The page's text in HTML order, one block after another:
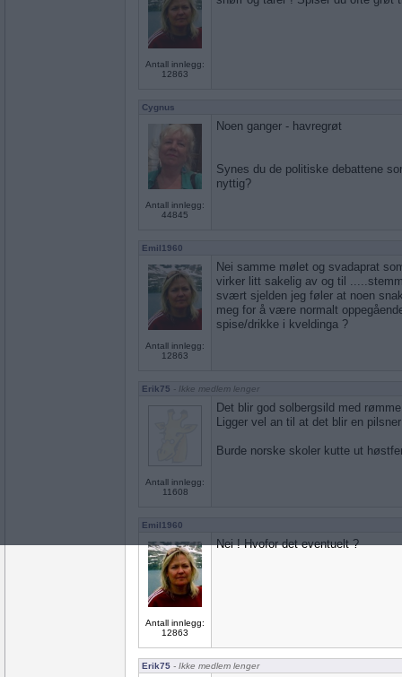
Antall innlegg:
12863
Cygnus
Antall innlegg:
44845
Noen ganger - havregrøt
Synes du de politiske debattene
nyttig?
Emil1960
Antall innlegg:
12863
Nei samme mølet og svadaprat
virker litt sakelig av og til
svært sjelden jeg føler at noen
meg for å være normalt
spise/drikke i kveldinga ?
Erik75 - Ikke medlem lenger
Antall innlegg:
11608
Det blir god solbergsild med
Ligger vel an til at det blir en
Burde norske skoler kutte ut
Emil1960
Antall innlegg:
12863
Nei ! Hvofor det eventuelt ?
Erik75 - Ikke medlem lenger